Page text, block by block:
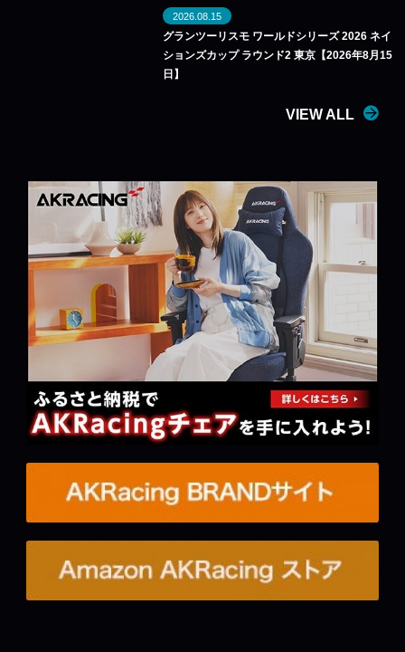
2026.08.15
グランツーリスモ ワールドシリーズ 2026 ネイ
ションズカップ ラウンド2 東京【2026年8月15
日】
VIEW ALL